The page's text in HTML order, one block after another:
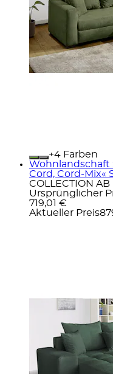
+
Farben
Wohnlandschaft
Cord, Cord-Mix«
COLLECTION AB
Ursprünglicher
719,01 €
Aktueller Preis